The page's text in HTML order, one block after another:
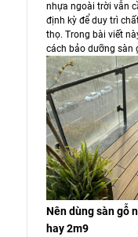
nhựa ngoài trời vẫn
định kỳ để duy trì
thọ. Trong bài viết
cách bảo dưỡng sàn
Nên dùng sàn gỗ
hay 2m9